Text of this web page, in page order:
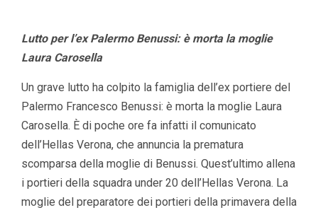
Lutto per l’ex Palermo Benussi: è morta la moglie
Laura Carosella
Un grave lutto ha colpito la famiglia dell’ex portiere del
Palermo Francesco Benussi: è morta la moglie Laura
Carosella. È di poche ore fa infatti il comunicato
dell’Hellas Verona, che annuncia la prematura
scomparsa della moglie di Benussi. Quest’ultimo allena
i portieri della squadra under 20 dell’Hellas Verona. La
moglie del preparatore dei portieri della primavera della